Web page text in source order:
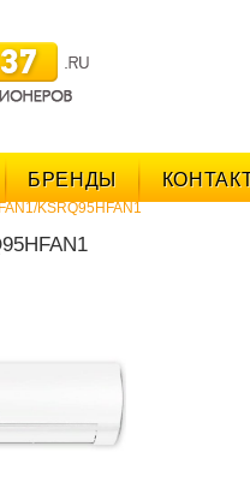
БРЕНДЫ
KSRQ95HFAN1